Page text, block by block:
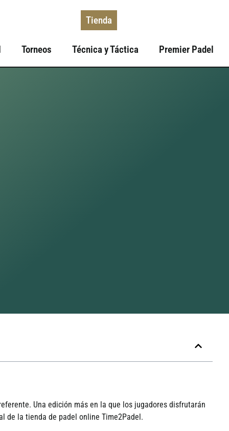
Tienda
Torneos Técnica y Táctica Premier Padel
Una edición más en la que los jugadores disfrutarán
de la tienda de padel online Time2Padel.